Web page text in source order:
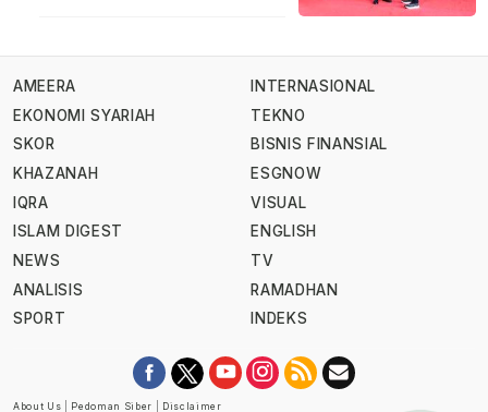
AMEERA
EKONOMI SYARIAH
SKOR
KHAZANAH
IQRA
ISLAM DIGEST
NEWS
ANALISIS
SPORT
INTERNASIONAL
TEKNO
BISNIS FINANSIAL
ESGNOW
VISUAL
ENGLISH
TV
RAMADHAN
INDEKS
About Us Pedoman Siber Disclaimer